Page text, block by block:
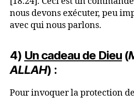
nous devons exécuter, peu
avec qui nous parlons.
4) Un cadeau de Dieu (
ALLAH) :
Pour invoquer la protection